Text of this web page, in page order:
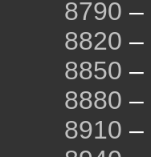
8790 –
8820 –
8850 –
8880 –
8910 –